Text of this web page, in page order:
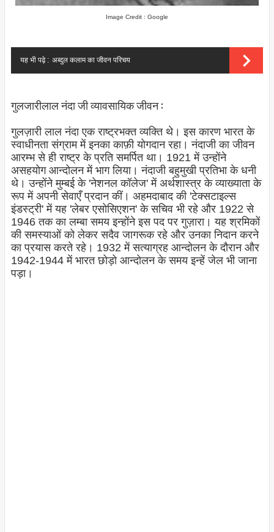
Image Credit : Google
यह भी पढ़े : अब्दुल कलाम का जीवन परिचय
गुलजारीलाल नंदा जी व्यावसायिक जीवन :
गुलज़ारी लाल नंदा एक राष्ट्रभक्त व्यक्ति थे। इस कारण भारत के
स्वाधीनता संग्राम में इनका काफ़ी योगदान रहा। नंदाजी का जीवन
आरम्भ से ही राष्ट्र के प्रति समर्पित था। 1921 में उन्होंने
असहयोग आन्दोलन में भाग लिया। नंदाजी बहुमुखी प्रतिभा के धनी
थे। उन्होंने मुम्बई के 'नेशनल कॉलेज' में अर्थशास्त्र के व्याख्याता के
रूप में अपनी सेवाएँ प्रदान कीं। अहमदाबाद की 'टेक्सटाइल्स
इंडस्ट्री' में यह 'लेबर एसोसिएशन' के सचिव भी रहे और 1922 से
1946 तक का लम्बा समय इन्होंने इस पद पर गुज़ारा। यह श्रमिकों
की समस्याओं को लेकर सदैव जागरूक रहे और उनका निदान करने
का प्रयास करते रहे। 1932 में सत्याग्रह आन्दोलन के दौरान और
1942-1944 में भारत छोड़ो आन्दोलन के समय इन्हें जेल भी जाना
पड़ा।